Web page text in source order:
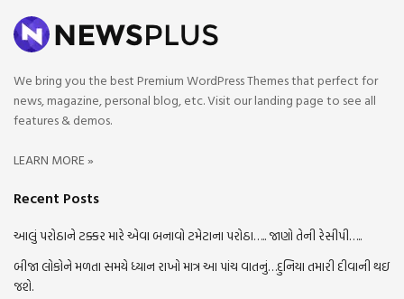
We bring you the best Premium WordPress Themes that perfect for
news, magazine, personal blog, etc. Visit our landing page to see all
features & demos.
LEARN MORE »
Recent Posts
આલું પરોઠાને ટક્કર મારે એવા બનાવો ટમેટાના પરોઠા….. જાણો તેની રેસીપી…..
બીજા લોકોને મળતા સમયે ધ્યાન રાખો માત્ર આ પાંચ વાતનું…દુનિયા તમારી દીવાની થઇ
જશે.